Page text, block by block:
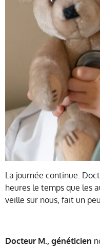
La journée continue.
heures le temps que les
veille sur nous, fait un
Docteur M., généticien